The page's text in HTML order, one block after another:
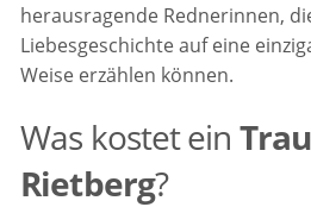
herausragende Rednerinnen,
Liebesgeschichte auf eine
Weise erzählen können.
Was kostet ein
Rietberg?